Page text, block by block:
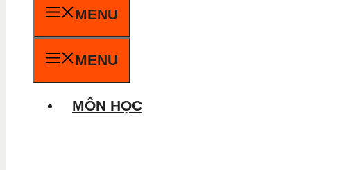
MENU
MENU
MÔN HỌC